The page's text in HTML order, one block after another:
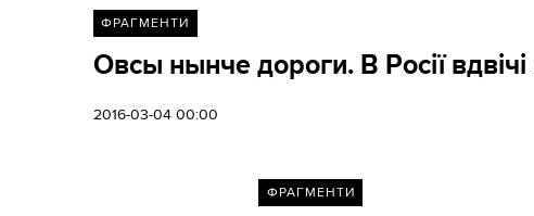
ФРАГМЕНТИ
Овсы нынче дороги. В Росії
2016-03-04 00:00
ФРАГМЕНТИ